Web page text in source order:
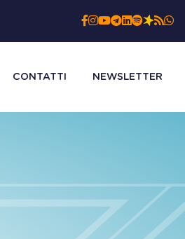
CONTATTI NEWSLETTER